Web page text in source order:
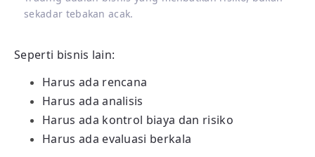
sekadar tebakan acak.
Seperti bisnis lain:
Harus ada rencana
Harus ada analisis
Harus ada kontrol biaya dan risiko
Harus ada evaluasi berkala